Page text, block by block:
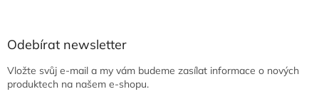
Odebírat newsletter
Vložte svůj e-mail a my vám budeme zasílat informace o nových
produktech na našem e-shopu.